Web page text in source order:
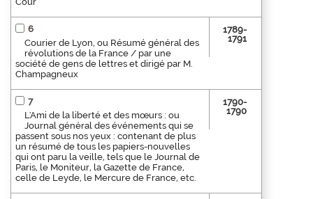
6
Courier de Lyon, ou Résumé général des
révolutions de la France / par une
société de gens de lettres et dirigé par M.
Champagneux
1789-
1791
7
L'Ami de la liberté et des mœurs : ou
Journal général des événements qui se
passent sous nos yeux : contenant de plus
un résumé de tous les papiers-nouvelles
qui ont paru la veille, tels que le Journal de
Paris, le Moniteur, la Gazette de France,
celle de Leyde, le Mercure de France, etc.
1790-
1790